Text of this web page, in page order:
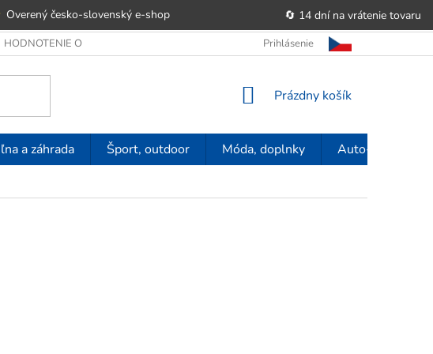
Overený česko-slovenský e‑shop
🔄 14 dní na vrátenie tovaru
HODNOTENIE OBCHODU OBCHODNÉ PODMIENKY POUČENIE O PRÁVE
Prihlásenie
NÁKUPNÝ
Prázdny košík
a záhrada Šport, outdoor Móda, doplnky Auto-moto